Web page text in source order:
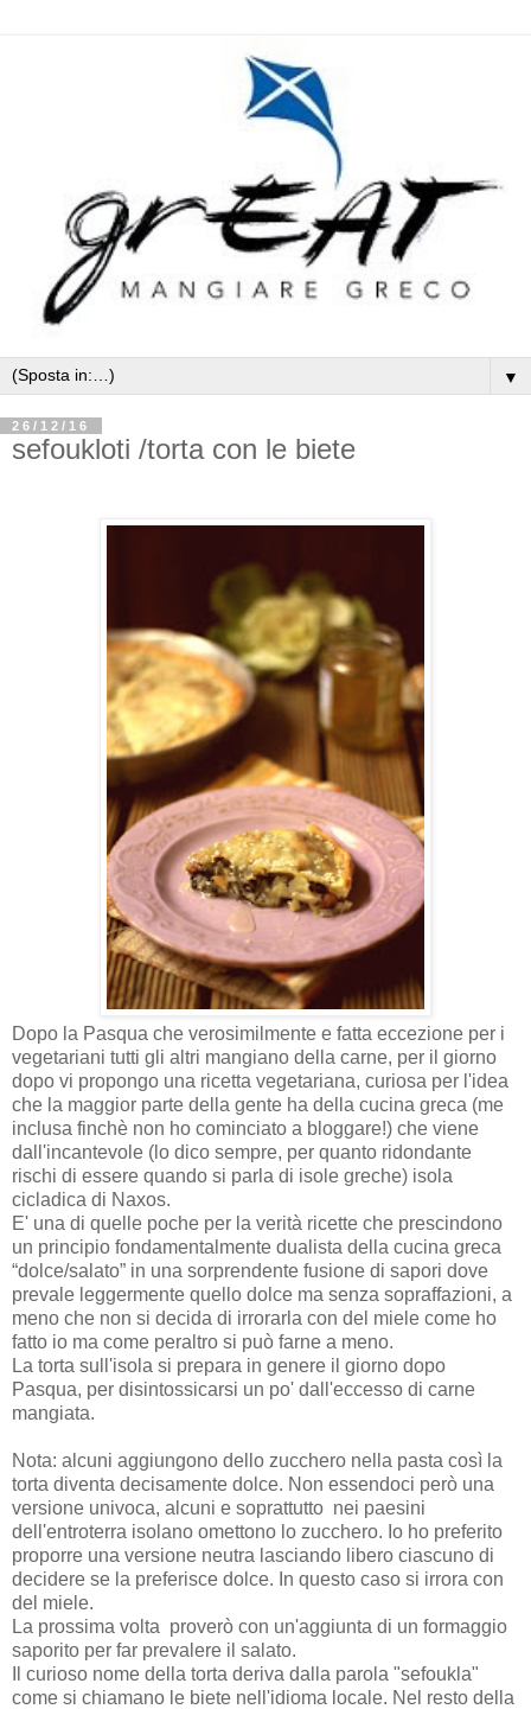
▼
26/12/16
sefoukloti /torta con le biete
Dopo la Pasqua che verosimilmente e fatta eccezione per i
vegetariani tutti gli altri mangiano della carne, per il giorno
dopo vi propongo una ricetta vegetariana, curiosa per l'idea
che la maggior parte della gente ha della cucina greca (me
inclusa finchè non ho cominciato a bloggare!) che viene
dall'incantevole (lo dico sempre, per quanto ridondante
rischi di essere quando si parla di isole greche) isola
cicladica di Naxos.
E' una di quelle poche per la verità ricette che prescindono
un principio fondamentalmente dualista della cucina greca
“dolce/salato” in una sorprendente fusione di sapori dove
prevale leggermente quello dolce ma senza sopraffazioni, a
meno che non si decida di irrorarla con del miele come ho
fatto io ma come peraltro si può farne a meno.
La torta sull'isola si prepara in genere il giorno dopo
Pasqua, per disintossicarsi un po' dall'eccesso di carne
mangiata.
Nota: alcuni aggiungono dello zucchero nella pasta così la
torta diventa decisamente dolce. Non essendoci però una
versione univoca, alcuni e soprattutto nei paesini
dell'entroterra isolano omettono lo zucchero. Io ho preferito
proporre una versione neutra lasciando libero ciascuno di
decidere se la preferisce dolce. In questo caso si irrora con
del miele.
La prossima volta proverò con un'aggiunta di un formaggio
saporito per far prevalere il salato.
Il curioso nome della torta deriva dalla parola "sefoukla"
come si chiamano le biete nell'idioma locale. Nel resto della